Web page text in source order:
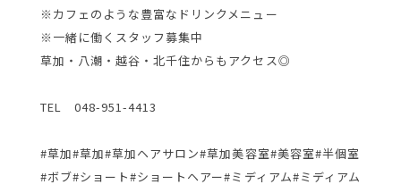
※カフェのような豊富なドリンクメニュー
※一緒に働くスタッフ募集中
草加・八潮・越谷・北千住からもアクセス◎
TEL 048-951-4413
#草加#草加#草加ヘアサロン#草加美容室#美容室#半個室
#ボブ#ショート#ショートヘアー#ミディアム#ミディアム